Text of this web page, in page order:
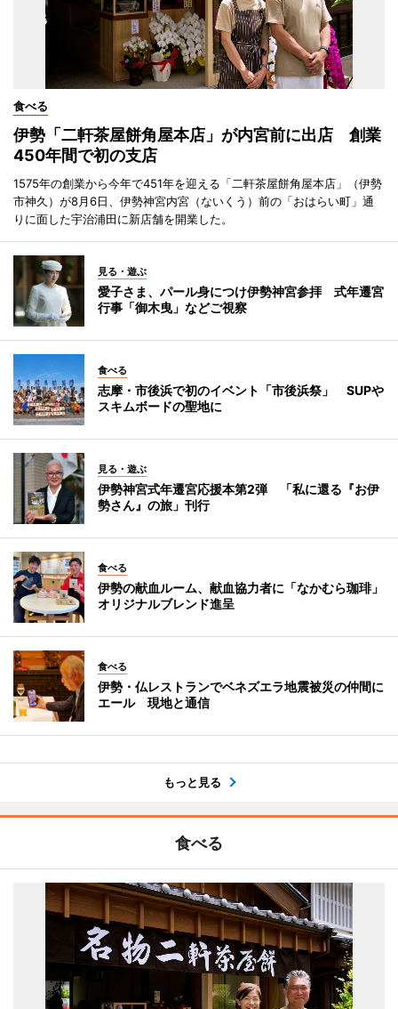
食べる
伊勢「二軒茶屋餅角屋本店」が内宮前に出店 創業
450年間で初の支店
1575年の創業から今年で451年を迎える「二軒茶屋餅角屋本店」（伊勢
市神久）が8月6日、伊勢神宮内宮（ないくう）前の「おはらい町」通
りに面した宇治浦田に新店舗を開業した。
見る・遊ぶ
愛子さま、パール身につけ伊勢神宮参拝 式年遷宮
行事「御木曳」などご視察
食べる
志摩・市後浜で初のイベント「市後浜祭」 SUPや
スキムボードの聖地に
見る・遊ぶ
伊勢神宮式年遷宮応援本第2弾 「私に還る『お伊
勢さん』の旅」刊行
食べる
伊勢の献血ルーム、献血協力者に「なかむら珈琲」
オリジナルブレンド進呈
食べる
伊勢・仏レストランでベネズエラ地震被災の仲間に
エール 現地と通信
もっと見る
食べる